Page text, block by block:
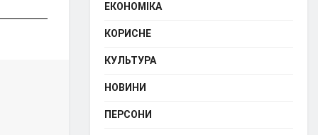
ЕКОНОМІКА
КОРИСНЕ
КУЛЬТУРА
НОВИНИ
ПЕРСОНИ